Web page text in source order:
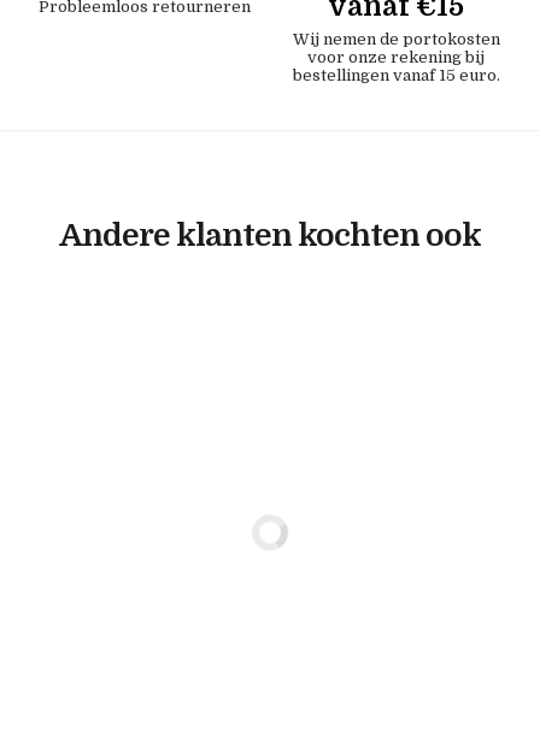
Probleemloos retourneren
Wij nemen de portokosten
voor onze rekening bij
bestellingen vanaf 15 euro.
Andere klanten kochten ook